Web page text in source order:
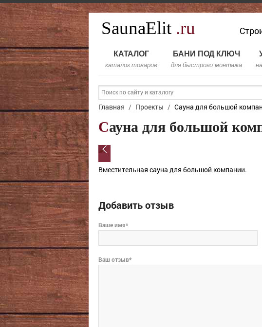
SaunaElit .ru
КАТАЛОГ
каталог товаров
БАНИ ПОД КЛЮЧ
для быстрого монтажа
Главная / Проекты / Сауна для большой
Сауна для большой
Вместительная сауна для большой компании.
Добавить отзыв
Ваше имя*
Ваш отзыв*